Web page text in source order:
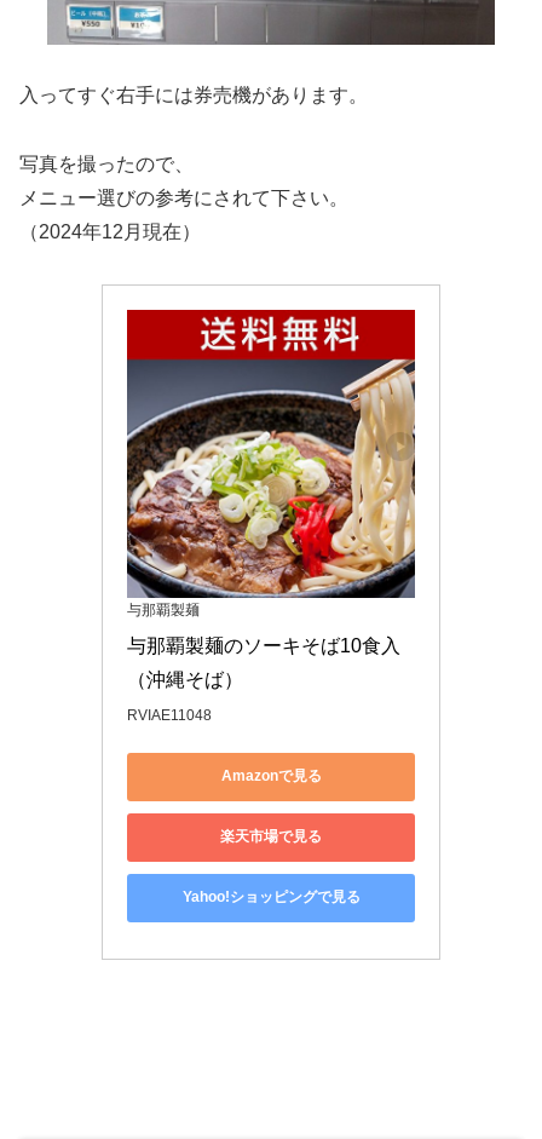
入ってすぐ右手には券売機があります。
写真を撮ったので、
メニュー選びの参考にされて下さい。
（2024年12月現在）
与那覇製麺
与那覇製麺のソーキそば10食入
（沖縄そば）
RVIAE11048
Amazonで見る
楽天市場で見る
Yahoo!ショッピングで見る